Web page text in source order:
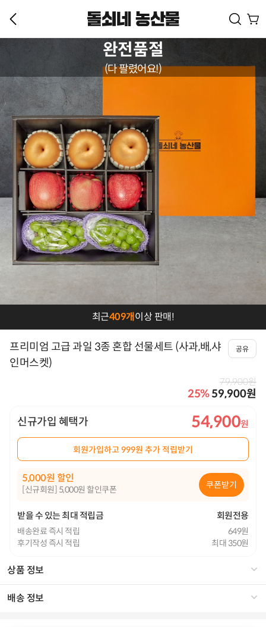
완전품절
(다 팔렸어요!)
로
모
션
최근409개이상 판매!
프리미엄 고급 과일 3종 혼합 선물세트 (사과,배,샤
인머스켓)
공유
79,900원
25% 59,900원
신규가입 혜택가 54,900
회원가입하고 999원 추가 적립받기
5,000 할인
[신규회원] 5,000원 할인쿠폰 쿠폰받기
받을 수 있는 최대 적립금 회원전용
배송완료 즉시 적립
649
후기작성 즉시 적립
최대 350
상품 정보
배송 정보